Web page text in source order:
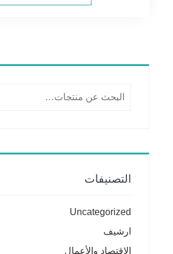
البحث
التصنيفات
Uncategorized
ارشيف
الإقتصاد والأعمال